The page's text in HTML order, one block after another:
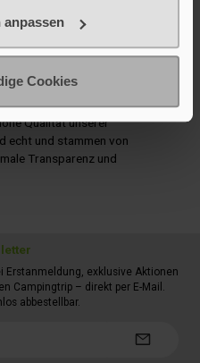
anpassen
Cookies
bewertet
Gefühl: Viele zufriedene
unseren schnellen Versand,
Qualität unserer
echt und stammen von
Transparenz und
Erstanmeldung, exklusive Aktionen
Campingtrip – direkt per E-Mail.
abbestellbar.